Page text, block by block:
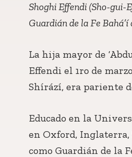
Shoghi Effendi (Sho-gui-
Guardián de la Fe
La hija mayor de
Effendi el 1ro de
Shírází, era pariente
Educado en la
en Oxford, Inglaterra,
como Guardián de la